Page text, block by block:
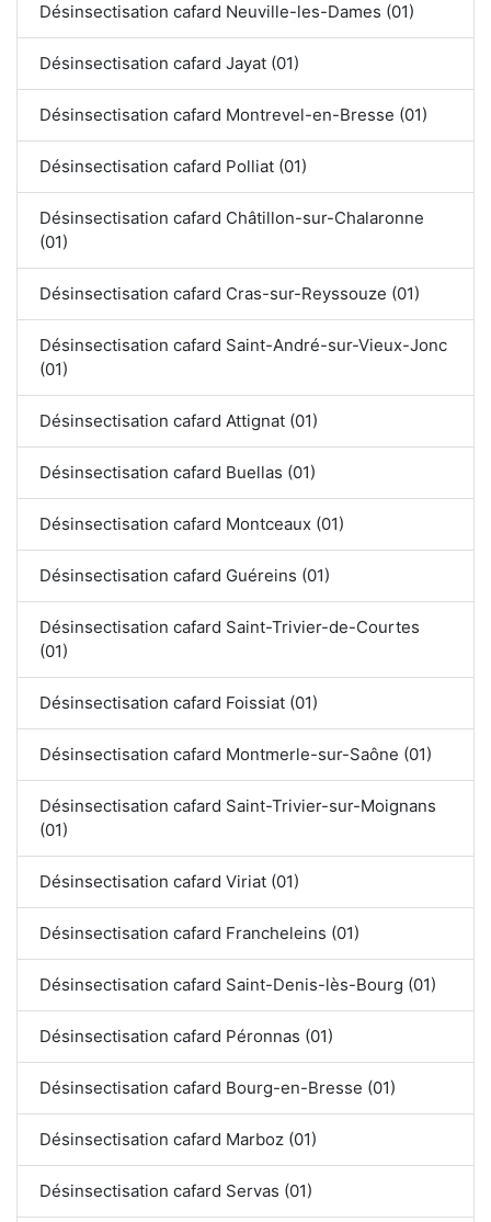
Désinsectisation cafard Neuville-les-Dames (01)
Désinsectisation cafard Jayat (01)
Désinsectisation cafard Montrevel-en-Bresse (01)
Désinsectisation cafard Polliat (01)
Désinsectisation cafard Châtillon-sur-Chalaronne
(01)
Désinsectisation cafard Cras-sur-Reyssouze (01)
Désinsectisation cafard Saint-André-sur-Vieux-Jonc
(01)
Désinsectisation cafard Attignat (01)
Désinsectisation cafard Buellas (01)
Désinsectisation cafard Montceaux (01)
Désinsectisation cafard Guéreins (01)
Désinsectisation cafard Saint-Trivier-de-Courtes
(01)
Désinsectisation cafard Foissiat (01)
Désinsectisation cafard Montmerle-sur-Saône (01)
Désinsectisation cafard Saint-Trivier-sur-Moignans
(01)
Désinsectisation cafard Viriat (01)
Désinsectisation cafard Francheleins (01)
Désinsectisation cafard Saint-Denis-lès-Bourg (01)
Désinsectisation cafard Péronnas (01)
Désinsectisation cafard Bourg-en-Bresse (01)
Désinsectisation cafard Marboz (01)
Désinsectisation cafard Servas (01)